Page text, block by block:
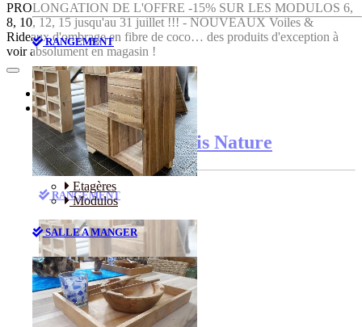
PROLONGATION DE L'OFFRE -15% SUR LES MODULOS 6,
8, 10, 12, 15 jusqu'au 31 juillet !!! - NOUVEAUX Voiles &
Rideaux d'ombrage en fibre de coco… des produits d'exception à
voir absolument en magasin !
RANGEMENT
Etagères
Modulos
SALLE A MANGER
Accueil
Catalogue
Le catalogue de Bois Nature
RANGEMENT